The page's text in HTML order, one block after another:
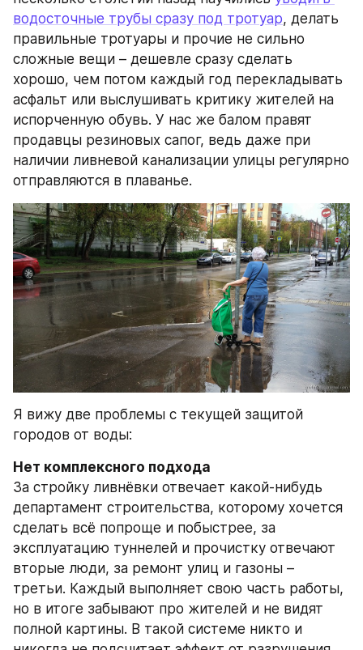
водосточные трубы сразу под тротуар, делать
правильные тротуары и прочие не сильно
сложные вещи – дешевле сразу сделать
хорошо, чем потом каждый год перекладывать
асфальт или выслушивать критику жителей на
испорченную обувь. У нас же балом правят
продавцы резиновых сапог, ведь даже при
наличии ливневой канализации улицы регулярно
отправляются в плаванье.
Я вижу две проблемы с текущей защитой
городов от воды:
Нет комплексного подхода
За стройку ливнёвки отвечает какой-нибудь
департамент строительства, которому хочется
сделать всё попроще и побыстрее, за
эксплуатацию туннелей и прочистку отвечают
вторые люди, за ремонт улиц и газоны –
третьи. Каждый выполняет свою часть работы,
но в итоге забывают про жителей и не видят
полной картины. В такой системе никто и